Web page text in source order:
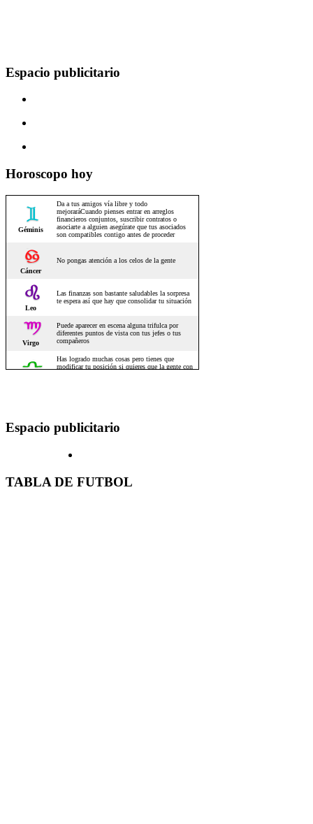
Espacio publicitario
Horoscopo hoy
Espacio publicitario
TABLA DE FUTBOL